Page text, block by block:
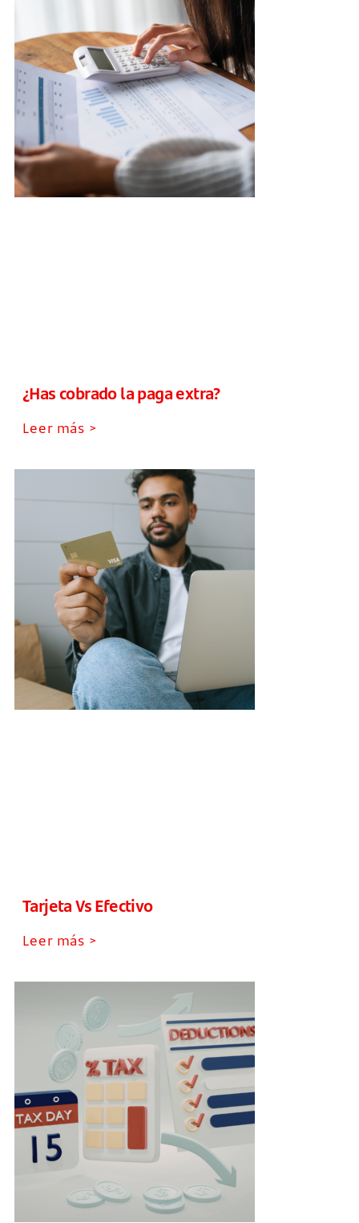
¿Has cobrado la paga extra?
Leer más >
Tarjeta Vs Efectivo
Leer más >